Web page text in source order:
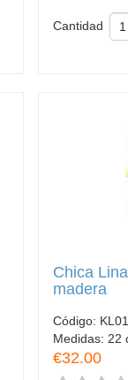
Cantidad
Chica
madera
Código:
Medidas: 22
€32.00